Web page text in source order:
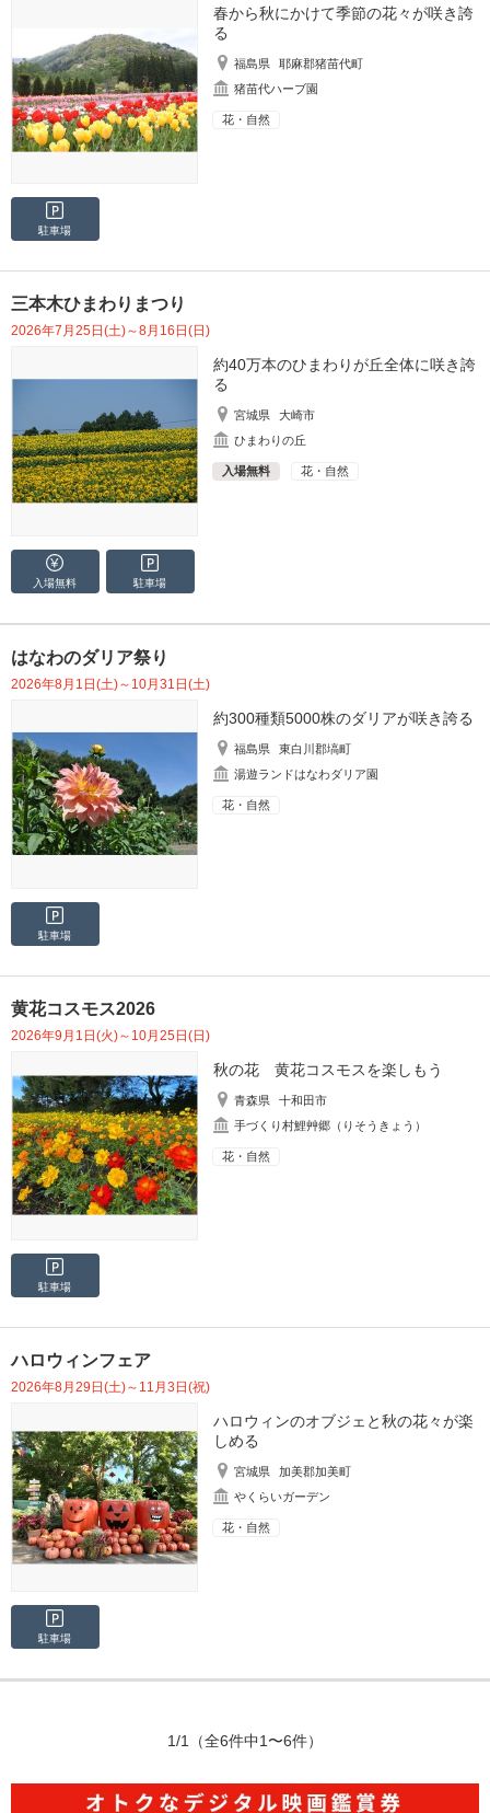
春から秋にかけて季節の花々が咲き誇
る
福島県
耶麻郡猪苗代町
猪苗代ハーブ園
花・自然
駐車場
三本木ひまわりまつり
2026年7月25日(土)～8月16日(日)
約40万本のひまわりが丘全体に咲き誇
る
宮城県
大崎市
ひまわりの丘
入場無料 花・自然
入場無料 駐車場
はなわのダリア祭り
2026年8月1日(土)～10月31日(土)
約300種類5000株のダリアが咲き誇る
福島県
東白川郡塙町
湯遊ランドはなわダリア園
花・自然
駐車場
黄花コスモス2026
2026年9月1日(火)～10月25日(日)
秋の花 黄花コスモスを楽しもう
青森県
十和田市
手づくり村鯉艸郷（りそうきょう）
花・自然
駐車場
ハロウィンフェア
2026年8月29日(土)～11月3日(祝)
ハロウィンのオブジェと秋の花々が楽
しめる
宮城県
加美郡加美町
やくらいガーデン
花・自然
駐車場
1/1 （全6件中1〜6件）